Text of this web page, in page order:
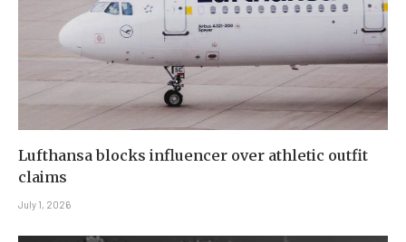
Lufthansa blocks influencer over athletic outfit
claims
July 1, 2026